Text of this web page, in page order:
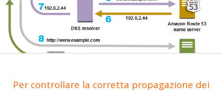
Per controllare la corretta propagazione dei